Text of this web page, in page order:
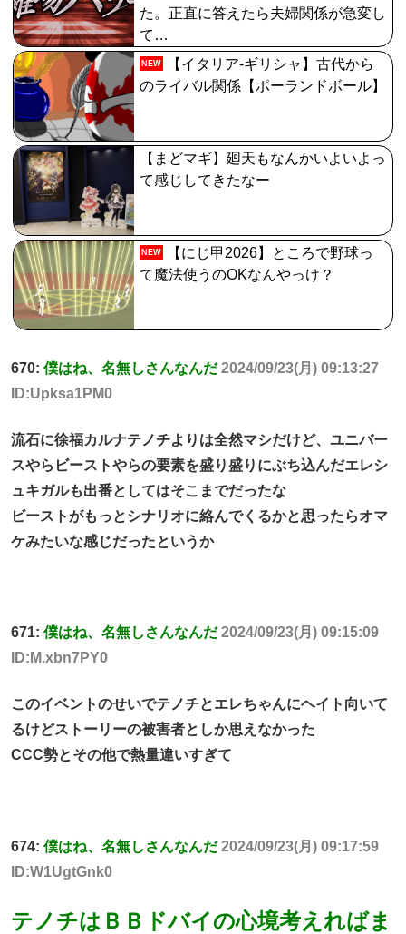
日向坂OGの最新ランジェリー、もうエグいだろ・・・
(画像どーん)
【FGO】ジャンヌ系にラクシュミーは含まれますか？W
ジル・ド・レェ強化みんなの反応まとめ
た。正直に答えたら夫婦関係が急変し
て…
NEW
【イタリア-ギリシャ】古代から
のライバル関係【ポーランドボール】
【まどマギ】廻天もなんかいよいよっ
て感じしてきたなー
NEW
【にじ甲2026】ところで野球っ
て魔法使うのOKなんやっけ？
670: 僕はね、名無しさんなんだ 2024/09/23(月) 09:13:27
ID:Upksa1PM0
流石に徐福カルナテノチよりは全然マシだけど、ユニバー
スやらビーストやらの要素を盛り盛りにぶち込んだエレシ
ュキガルも出番としてはそこまでだったな
ビーストがもっとシナリオに絡んでくるかと思ったらオマ
ケみたいな感じだったというか
671: 僕はね、名無しさんなんだ 2024/09/23(月) 09:15:09
ID:M.xbn7PY0
このイベントのせいでテノチとエレちゃんにヘイト向いて
るけどストーリーの被害者としか思えなかった
CCC勢とその他で熱量違いすぎて
674: 僕はね、名無しさんなんだ 2024/09/23(月) 09:17:59
ID:W1UgtGnk0
テノチはＢＢドバイの心境考えればま